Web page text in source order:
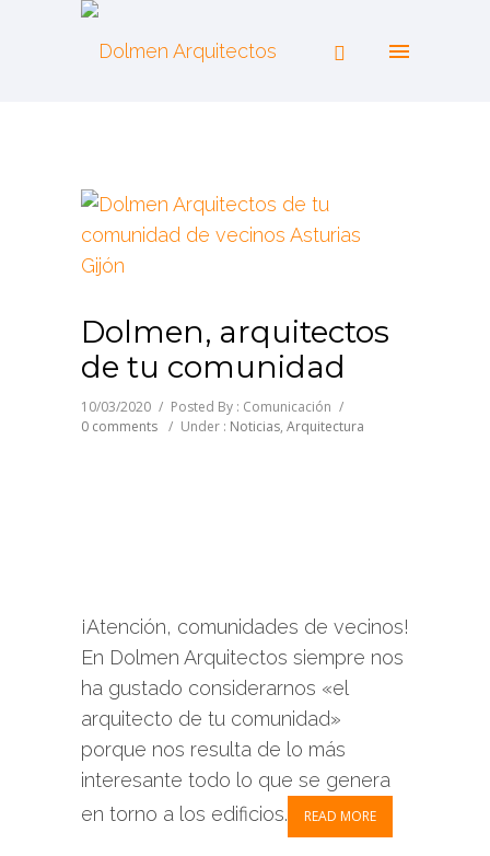
Dolmen, arquitectos
de tu comunidad
10/03/2020 / Posted By : Comunicación /
0 comments / Under : Noticias, Arquitectura
¡Atención, comunidades de vecinos!
En Dolmen Arquitectos siempre nos
ha gustado considerarnos «el
arquitecto de tu comunidad»
porque nos resulta de lo más
interesante todo lo que se genera
en torno a los edificios.
READ MORE